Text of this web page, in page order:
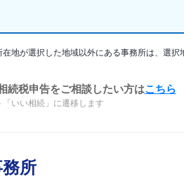
が選択した地域以外にある事務所は、選択
続税申告をご相談したい方はこちら
いい相続」に遷移します
所